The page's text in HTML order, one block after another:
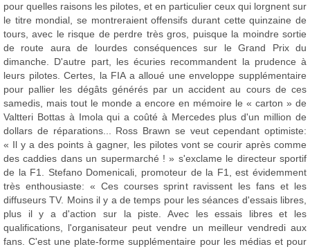
pour quelles raisons les pilotes, et en particulier ceux qui lorgnent sur
le titre mondial, se montreraient offensifs durant cette quinzaine de
tours, avec le risque de perdre très gros, puisque la moindre sortie
de route aura de lourdes conséquences sur le Grand Prix du
dimanche. D'autre part, les écuries recommandent la prudence à
leurs pilotes. Certes, la FIA a alloué une enveloppe supplémentaire
pour pallier les dégâts générés par un accident au cours de ces
samedis, mais tout le monde a encore en mémoire le « carton » de
Valtteri Bottas à Imola qui a coûté à Mercedes plus d'un million de
dollars de réparations... Ross Brawn se veut cependant optimiste:
« Il y a des points à gagner, les pilotes vont se courir après comme
des caddies dans un supermarché ! » s'exclame le directeur sportif
de la F1. Stefano Domenicali, promoteur de la F1, est évidemment
très enthousiaste: « Ces courses sprint ravissent les fans et les
diffuseurs TV. Moins il y a de temps pour les séances d'essais libres,
plus il y a d'action sur la piste. Avec les essais libres et les
qualifications, l'organisateur peut vendre un meilleur vendredi aux
fans. C'est une plate-forme supplémentaire pour les médias et pour